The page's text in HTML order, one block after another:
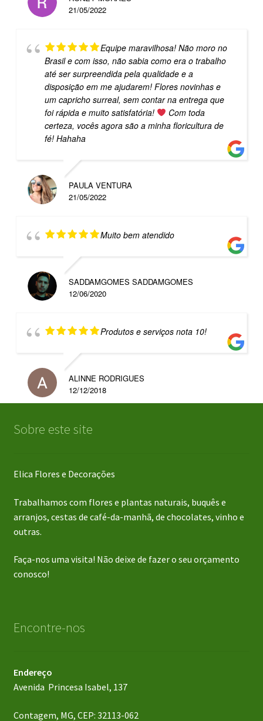
21/05/2022
Equipe maravilhosa! Não moro no
Brasil e com isso, não sabia como era o trabalho
até ser surpreendida pela qualidade e a
disposição em me ajudarem! Flores novinhas e
um capricho surreal, sem contar na entrega que
foi rápida e muito satisfatória!
Com toda
certeza, vocês agora são a minha floricultura de
fé! Hahaha
PAULA VENTURA
21/05/2022
Muito bem atendido
SADDAMGOMES SADDAMGOMES
12/06/2020
Produtos e serviços nota 10!
ALINNE RODRIGUES
12/12/2018
Sobre este site
Elica Flores e Decorações
Trabalhamos com flores e plantas naturais, buquês e
arranjos, cestas de café-da-manhã, de chocolates, vinho e
outras.
Faça-nos uma visita! Não deixe de fazer o seu orçamento
conosco!
Encontre-nos
Endereço
Avenida Princesa Isabel, 137
Contagem, MG, CEP: 32113-062